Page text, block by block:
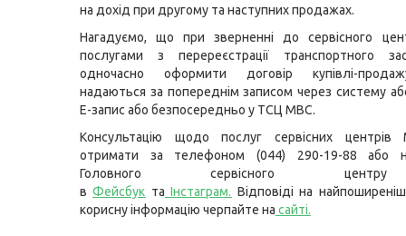
на дохід при другому та наступних продажах.
Нагадуємо, що при зверненні до сервісного
послугами з перереєстрації транспортного
одночасно оформити договір купівлі-
надаються за попереднім записом через систему
Е-запис або безпосередньо у ТСЦ МВС.
Консультацію щодо послуг сервісних
отримати за телефоном (044) 290-19-88 або
Головного сервісного
вФейсбук та Інстаграм. Відповіді на
корисну інформацію черпайте на сайті.